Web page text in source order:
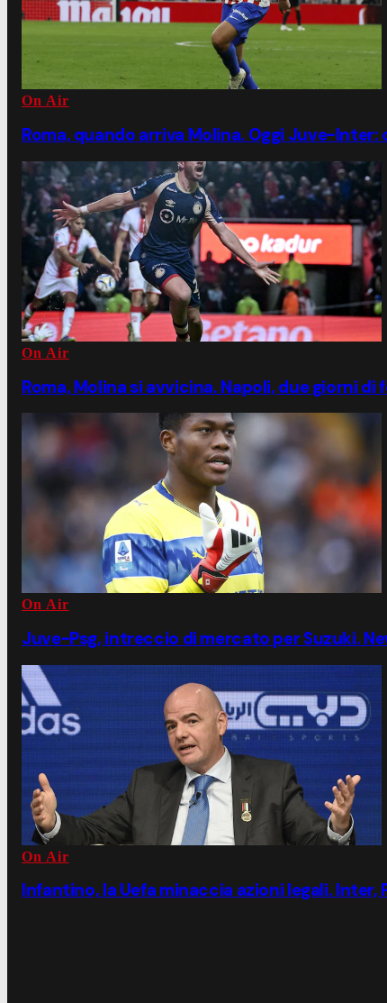
On Air
Roma, quando arriva Molina. Oggi Juve-Inter:
On Air
Roma, Molina si avvicina. Napoli, due giorni di
On Air
Juve-Psg, intreccio di mercato per Suzuki.
On Air
Infantino, la Uefa minaccia azioni legali. Inter,